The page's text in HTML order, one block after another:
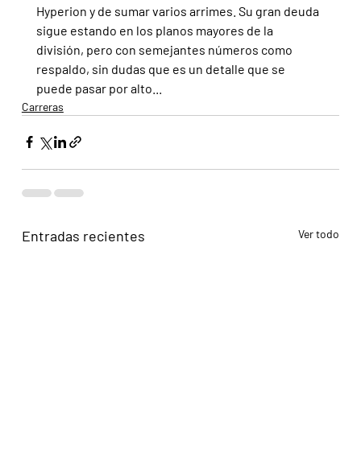
Hyperion y de sumar varios arrimes. Su gran deuda
sigue estando en los planos mayores de la
división, pero con semejantes números como
respaldo, sin dudas que es un detalle que se
puede pasar por alto...
Carreras
Entradas recientes Ver todo